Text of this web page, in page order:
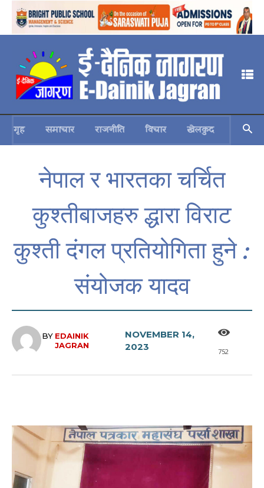
गृह समाचार राजनीति विचार खेलकुद स्वास्थ्य
नेपाल र भारतका चर्चित
कुश्तीबाजहरु द्धारा विराट
कुश्ती दंगल प्रतियोगिता हुने :
संयोजक यादव
BY EDAINIK
JAGRAN
NOVEMBER 14,
2023
752